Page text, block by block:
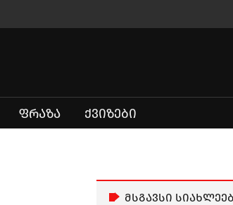
ᲤᲠᲐᲖᲐ ᲥᲕᲘᲖᲔᲑᲘ
მსგავსი